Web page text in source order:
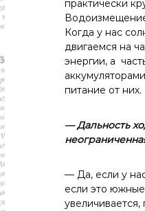
практически
Когда у нас
двигаемся на
энергии, а
питание от них.
— Дальность
— Да, если у
если это
увеличивается,